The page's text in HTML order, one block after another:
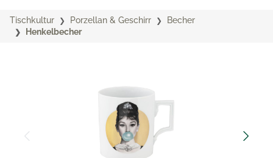
Tischkultur Porzellan & Geschirr
Becher
Henkelbecher